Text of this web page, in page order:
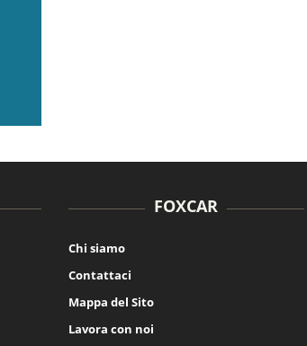
FOXCAR
Chi siamo
Contattaci
Mappa del Sito
Lavora con noi